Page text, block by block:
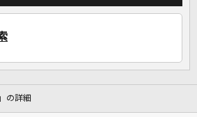
の詳細